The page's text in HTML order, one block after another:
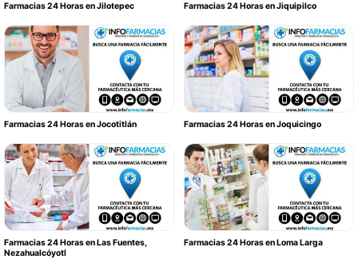
Farmacias 24 Horas en Jilotepec Farmacias 24 Horas en Jiquipilco
Farmacias 24 Horas en Jocotitlán Farmacias 24 Horas en Joquicingo
Farmacias 24 Horas en Las Fuentes,
Nezahualcóyotl
Farmacias 24 Horas en Loma Larga